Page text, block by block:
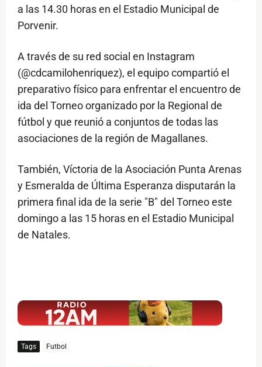
a las 14.30 horas en el Estadio Municipal de
Porvenir.
A través de su red social en Instagram
(@cdcamilohenriquez), el equipo compartió el
preparativo físico para enfrentar el encuentro de
ida del Torneo organizado por la Regional de
fútbol y que reunió a conjuntos de todas las
asociaciones de la región de Magallanes.
También, Víctoria de la Asociación Punta Arenas
y Esmeralda de Última Esperanza disputarán la
primera final ida de la serie "B" del Torneo este
domingo a las 15 horas en el Estadio Municipal
de Natales.
Tags Futbol